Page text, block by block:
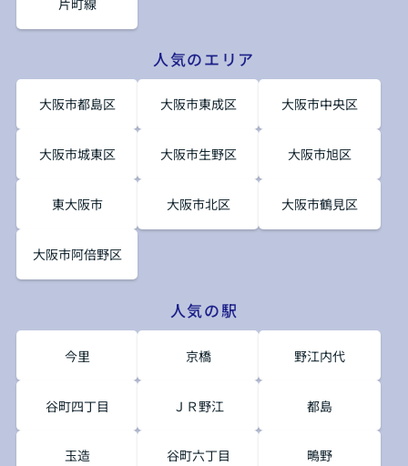
片町線
人気のエリア
大阪市都島区 大阪市東成区 大阪市中央区
大阪市城東区 大阪市生野区 大阪市旭区
東大阪市 大阪市北区 大阪市鶴見区
大阪市阿倍野区
人気の駅
今里 京橋 野江内代
谷町四丁目 ＪＲ野江 都島
玉造 谷町六丁目 鴫野